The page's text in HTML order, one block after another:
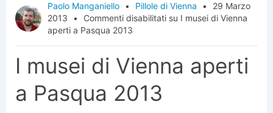
Paolo Manganiello • Pillole di Vienna •
29 Marzo
2013
• Commenti disabilitati su I musei di Vienna
aperti a Pasqua 2013
I musei di Vienna aperti
a Pasqua 2013